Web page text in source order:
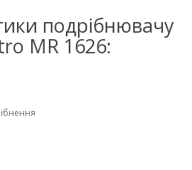
подрібнювачу
MR 1626: